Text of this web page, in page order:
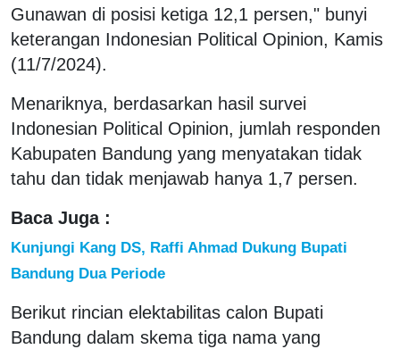
Gunawan di posisi ketiga 12,1 persen," bunyi
keterangan Indonesian Political Opinion, Kamis
(11/7/2024).
Menariknya, berdasarkan hasil survei
Indonesian Political Opinion, jumlah responden
Kabupaten Bandung yang menyatakan tidak
tahu dan tidak menjawab hanya 1,7 persen.
Baca Juga :
Kunjungi Kang DS, Raffi Ahmad Dukung Bupati
Bandung Dua Periode
Berikut rincian elektabilitas calon Bupati
Bandung dalam skema tiga nama yang